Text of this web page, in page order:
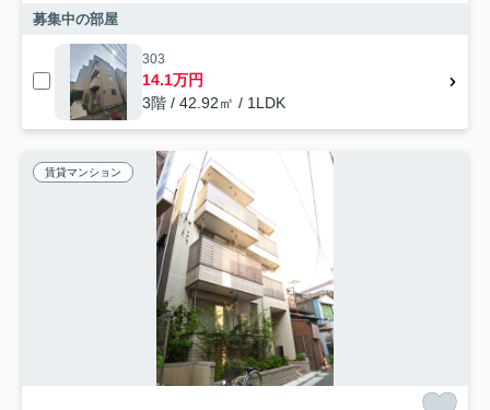
募集中の部屋
303
14.1万円
3階 / 42.92㎡ / 1LDK
賃貸マンション